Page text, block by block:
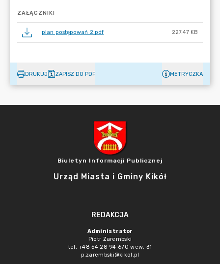
ZAŁĄCZNIKI
plan postępowań 2.pdf 227.47 KB
DRUKUJ ZAPISZ DO PDF METRYCZKA
Biuletyn Informacji Publicznej
Urząd Miasta i Gminy Kikół
REDAKCJA
Administrator
Piotr Zarembski
tel. +48 54 28 94 670 wew. 31
p.zarembski@kikol.pl